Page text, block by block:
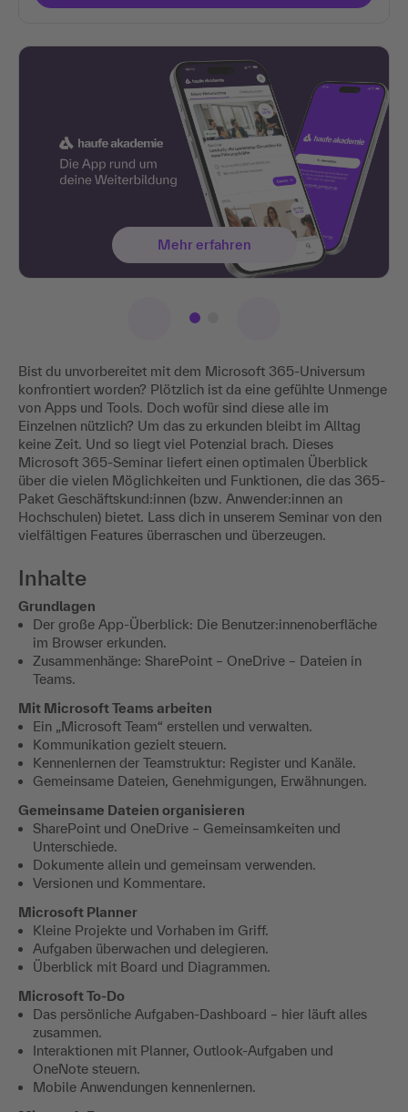
Bist du unvorbereitet mit dem Microsoft 365-Universum
konfrontiert worden? Plötzlich ist da eine gefühlte Unmenge
von Apps und Tools. Doch wofür sind diese alle im
Einzelnen nützlich? Um das zu erkunden bleibt im Alltag
keine Zeit. Und so liegt viel Potenzial brach. Dieses
Microsoft 365-Seminar liefert einen optimalen Überblick
über die vielen Möglichkeiten und Funktionen, die das 365-
Paket Geschäftskund:innen (bzw. Anwender:innen an
Hochschulen) bietet. Lass dich in unserem Seminar von den
vielfältigen Features überraschen und überzeugen.
Inhalte
Grundlagen
Der große App-Überblick: Die Benutzer:innenoberfläche
im Browser erkunden.
Zusammenhänge: SharePoint – OneDrive – Dateien in
Teams.
Mit Microsoft Teams arbeiten
Ein „Microsoft Team“ erstellen und verwalten.
Kommunikation gezielt steuern.
Kennenlernen der Teamstruktur: Register und Kanäle.
Gemeinsame Dateien, Genehmigungen, Erwähnungen.
Gemeinsame Dateien organisieren
SharePoint und OneDrive – Gemeinsamkeiten und
Unterschiede.
Dokumente allein und gemeinsam verwenden.
Versionen und Kommentare.
Microsoft Planner
Kleine Projekte und Vorhaben im Griff.
Aufgaben überwachen und delegieren.
Überblick mit Board und Diagrammen.
Microsoft To-Do
Das persönliche Aufgaben-Dashboard – hier läuft alles
zusammen.
Interaktionen mit Planner, Outlook-Aufgaben und
OneNote steuern.
Mobile Anwendungen kennenlernen.
Mehr erfahren